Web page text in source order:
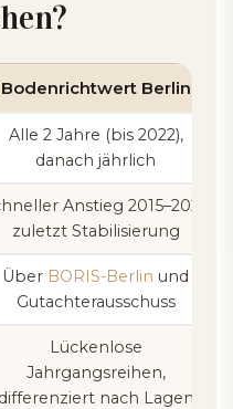
Bodenrichtwert Berlin
Alle 2 Jahre (bis 2022),
danach jährlich
Anstieg 2015–2021,
zuletzt Stabilisierung
Über BORIS-Berlin und
Gutachterausschuss
Lückenlose
Jahrgangsreihen,
differenziert nach Lagen